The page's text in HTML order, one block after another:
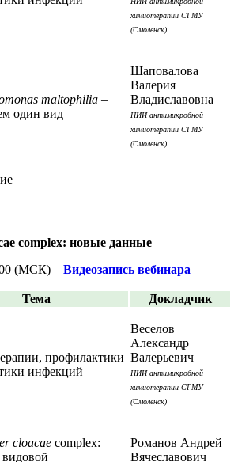
химиотерапии СГМУ
(Смоленск)
maltophilia –
один вид
Шаповалова
Валерия
Владиславовна
НИИ антимикробной
химиотерапии СГМУ
(Смоленск)
complex: новые данные
(МСК) Видеозапись вебинара
Тема Докладчик
профилактики
инфекций
Веселов
Александр
Валерьевич
НИИ антимикробной
химиотерапии СГМУ
(Смоленск)
cloacae complex:
Романов Андрей
Вячеславович